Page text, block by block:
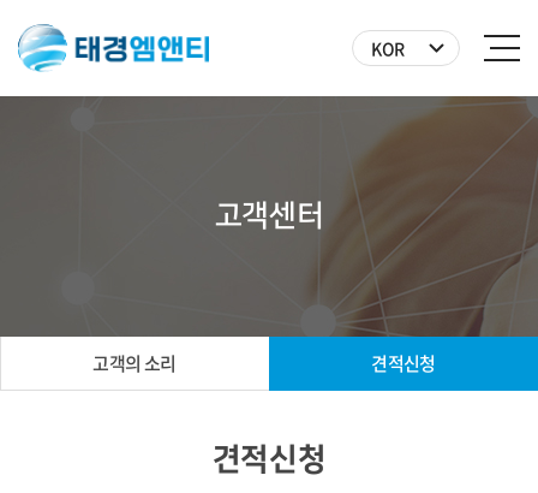
KOR
고객센터
고객의 소리 견적신청
견적신청